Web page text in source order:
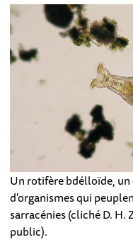
Un rotifère bdélloïde,
d'organismes qui
sarracénies (cliché D.
public).